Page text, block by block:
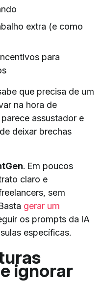
extra (e como
para
que precisa de um
na hora de
assustador e
deixar brechas
. Em poucos
claro e
sem
gerar um
os prompts da IA
específicas.
ignorar